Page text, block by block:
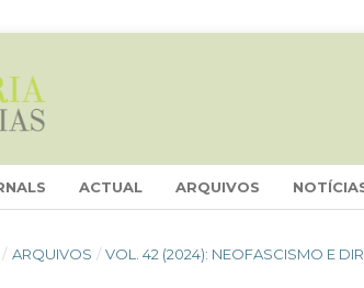
ACTUAL ARQUIVOS
/ ARQUIVOS / VOL. 42 (2024): NEOFASCISMO E